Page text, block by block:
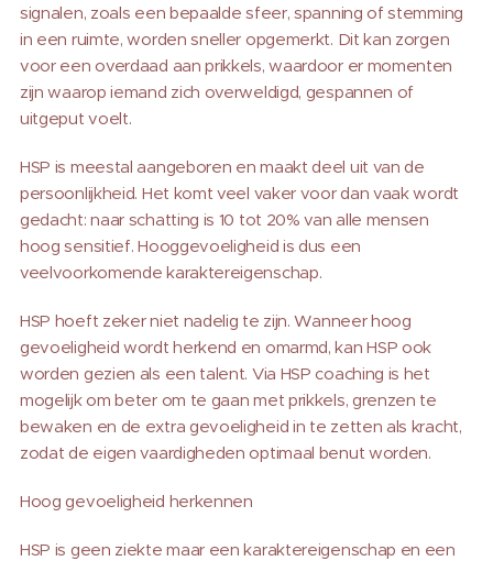
signalen, zoals een bepaalde sfeer, spanning of stemming
in een ruimte, worden sneller opgemerkt. Dit kan zorgen
voor een overdaad aan prikkels, waardoor er momenten
zijn waarop iemand zich overweldigd, gespannen of
uitgeput voelt.
HSP is meestal aangeboren en maakt deel uit van de
persoonlijkheid. Het komt veel vaker voor dan vaak wordt
gedacht: naar schatting is 10 tot 20% van alle mensen
hoog sensitief. Hooggevoeligheid is dus een
veelvoorkomende karaktereigenschap.
HSP hoeft zeker niet nadelig te zijn. Wanneer hoog
gevoeligheid wordt herkend en omarmd, kan HSP ook
worden gezien als een talent. Via HSP coaching is het
mogelijk om beter om te gaan met prikkels, grenzen te
bewaken en de extra gevoeligheid in te zetten als kracht,
zodat de eigen vaardigheden optimaal benut worden.
Hoog gevoeligheid herkennen
HSP is geen ziekte maar een karaktereigenschap en een